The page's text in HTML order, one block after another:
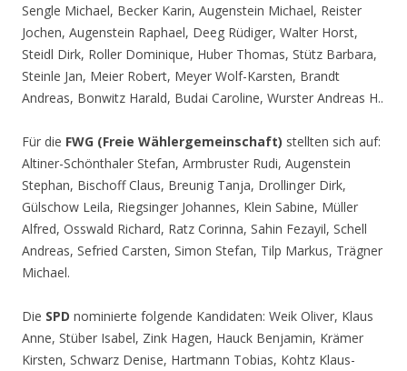
Sengle Michael, Becker Karin, Augenstein Michael, Reister
Jochen, Augenstein Raphael, Deeg Rüdiger, Walter Horst,
Steidl Dirk, Roller Dominique, Huber Thomas, Stütz Barbara,
Steinle Jan, Meier Robert, Meyer Wolf-Karsten, Brandt
Andreas, Bonwitz Harald, Budai Caroline, Wurster Andreas H..
Für die FWG (Freie Wählergemeinschaft) stellten sich auf:
Altiner-Schönthaler Stefan, Armbruster Rudi, Augenstein
Stephan, Bischoff Claus, Breunig Tanja, Drollinger Dirk,
Gülschow Leila, Riegsinger Johannes, Klein Sabine, Müller
Alfred, Osswald Richard, Ratz Corinna, Sahin Fezayil, Schell
Andreas, Sefried Carsten, Simon Stefan, Tilp Markus, Trägner
Michael.
Die SPD nominierte folgende Kandidaten: Weik Oliver, Klaus
Anne, Stüber Isabel, Zink Hagen, Hauck Benjamin, Krämer
Kirsten, Schwarz Denise, Hartmann Tobias, Kohtz Klaus-